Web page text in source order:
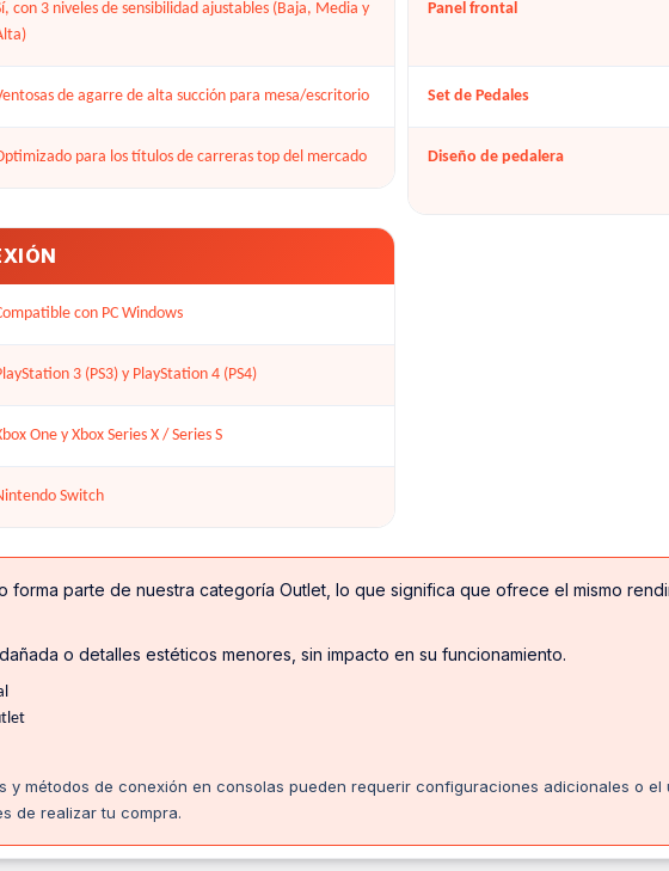
con 3 niveles de sensibilidad ajustables (Baja, Media y
de agarre de alta succión para mesa/escritorio
para los títulos de carreras top del mercado
Panel frontal
Set de Pedales
Diseño de pedalera
con PC Windows
3 (PS3) y PlayStation 4 (PS4)
One y Xbox Series X / Series S
Switch
forma parte de nuestra categoría Outlet, lo que significa que ofrece el mismo
o detalles estéticos menores, sin impacto en su funcionamiento.
y métodos de conexión en consolas pueden requerir configuraciones adicionales o
de realizar tu compra.